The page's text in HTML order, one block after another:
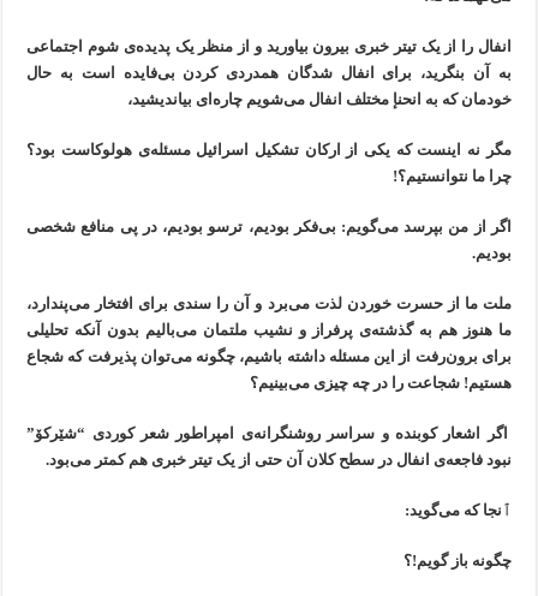
انفال را از یک تیتر خبری بیرون بیاورید و از منظر یک پدیدەی شوم اجتماعی
به آن بنگرید، برای انفال شدگان همدردی کردن بی‌فایدە است به حال
خودمان که بە انحنإ مختلف انفال می‌شویم چارەای بیاندیشید،
مگر نە اینست که یکی از ارکان تشکیل اسرائیل مسئلەی هولوکاست بود؟
چرا ما نتوانستیم؟!
اگر از من بپرسد می‌گویم: بی‌فکر بودیم، ترسو بودیم، در پی منافع شخصی
بودیم.
ملت ما از حسرت خوردن لذت می‌برد و آن را سندی برای افتخار می‌پندارد،
ما هنوز هم به گذشتەی پرفراز و نشیب ملتمان می‌بالیم بدون آنکه تحلیلی
برای برون‌رفت از این مسئلە داشتە باشیم، چگونە می‌توان پذیرفت کە شجاع
هستیم! شجاعت را در چە چیزی می‌بینیم؟
اگر اشعار کوبنده و سراسر روشنگرانەی امپراطور شعر کوردی “شێرکۆ”
نبود فاجعەی انفال در سطح کلان آن حتی از یک تیتر خبری هم کمتر می‌بود.
ٱنجا کە می‌گوید:
چگونە باز گویم!؟